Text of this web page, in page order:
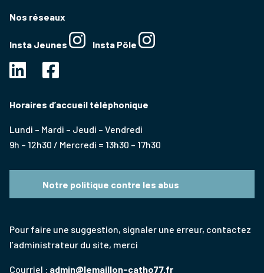
Nos réseaux
Insta Jeunes Insta Pôle
Horaires d’accueil téléphonique
Lundi – Mardi – Jeudi – Vendredi
9h – 12h30 / Mercredi = 13h30 – 17h30
Notre politique contre les abus
Pour faire une suggestion, signaler une erreur, contactez
l’administrateur du site, merci
Courriel : admin@lemaillon-catho77.fr